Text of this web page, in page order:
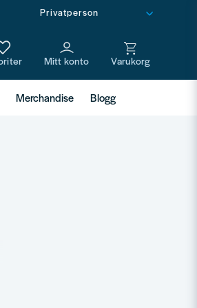
Merchandise Blogg